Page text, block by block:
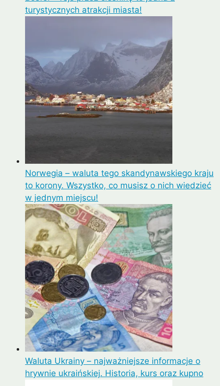
turystycznych atrakcji miasta!
Norwegia – waluta tego skandynawskiego kraju
to korony. Wszystko, co musisz o nich wiedzieć
w jednym miejscu!
Waluta Ukrainy – najważniejsze informacje o
hrywnie ukraińskiej. Historia, kurs oraz kupno